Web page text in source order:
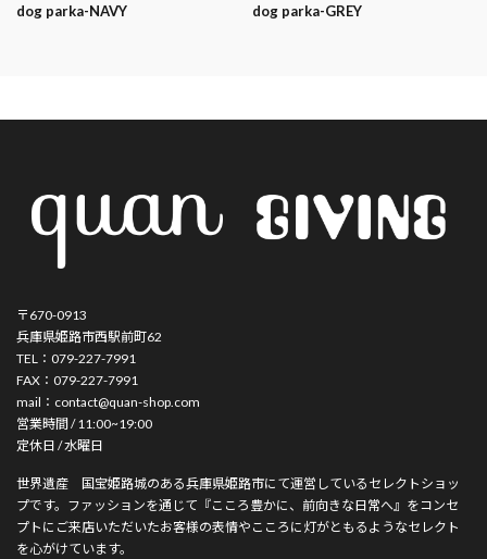
dog parka-NAVY
dog parka-GREY
〒670-0913
兵庫県姫路市西駅前町62
TEL：079-227-7991
FAX：079-227-7991
mail：contact@quan-shop.com
営業時間 / 11:00~19:00
定休日 / 水曜日
世界遺産 国宝姫路城のある兵庫県姫路市にて運営しているセレクトショッ
プです。ファッションを通じて『こころ豊かに、前向きな日常へ』をコンセ
プトにご来店いただいたお客様の表情やこころに灯がともるようなセレクト
を心がけています。